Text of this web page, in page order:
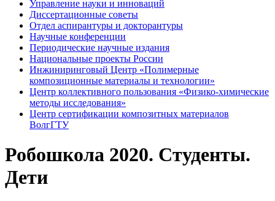
Управление науки и инноваций
Диссертационные советы
Отдел аспирантуры и докторантуры
Научные конференции
Периодические научные издания
Национальные проекты России
Инжиниринговый Центр «Полимерные
композиционные материалы и технологии»
Центр коллективного пользования «Физико-химические
методы исследования»
Центр сертификации композитных материалов
ВолгГТУ
Робошкола 2020. Студенты.
Дети